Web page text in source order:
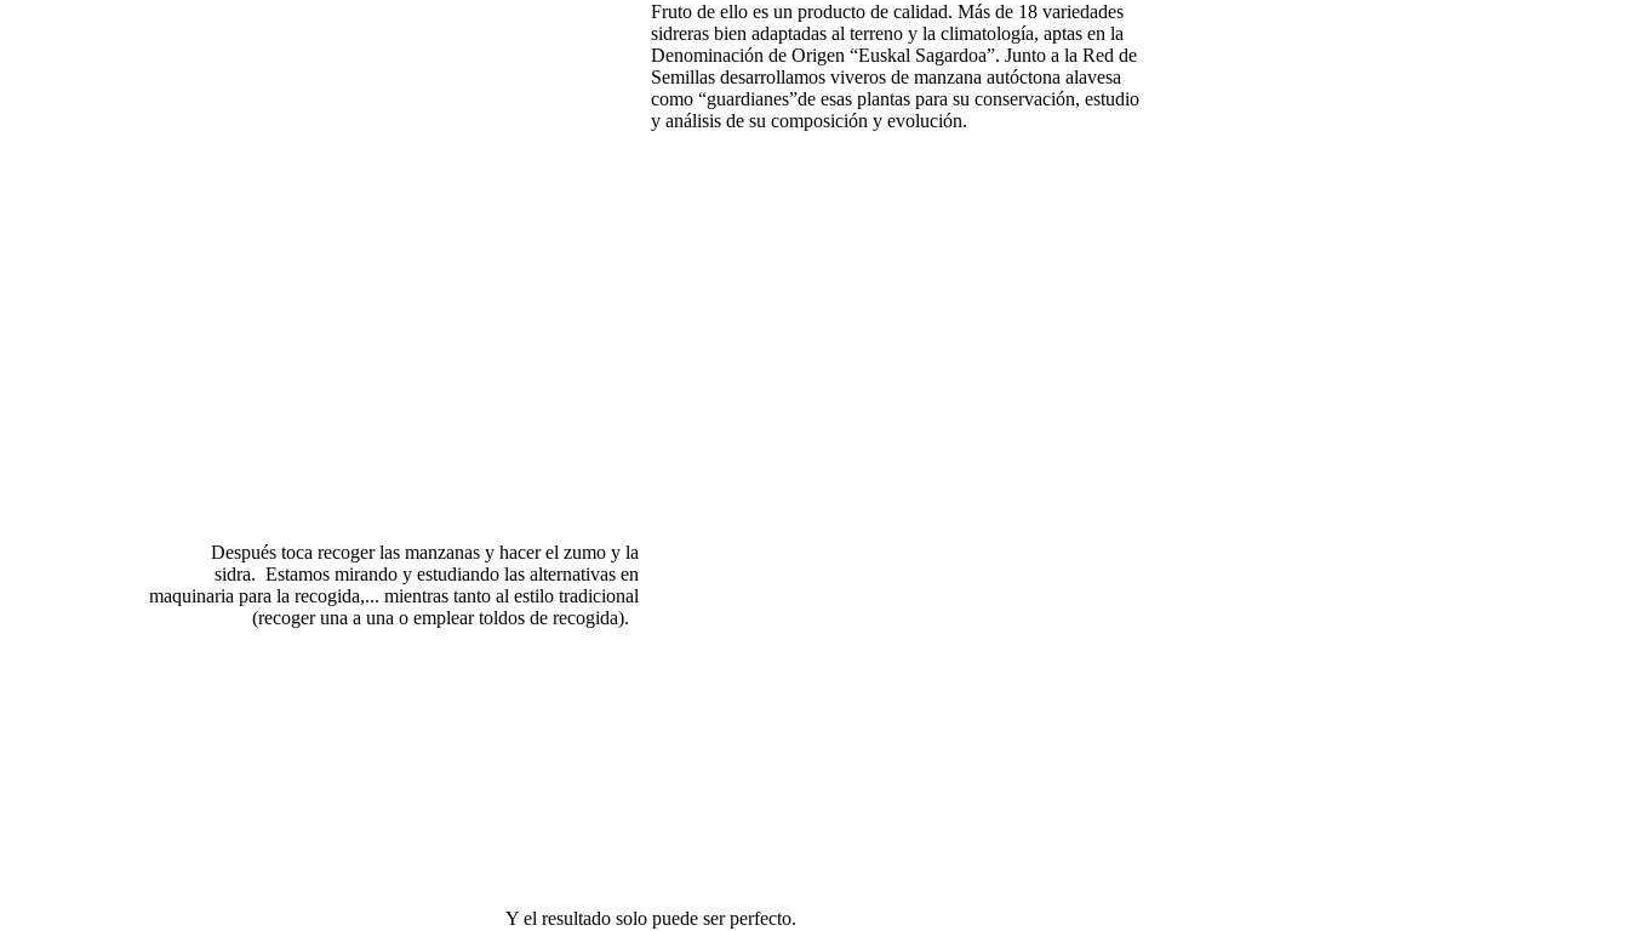
Fruto de ello es un producto de calidad. Más de 18 variedades
sidreras bien adaptadas al terreno y la climatología, aptas en la
Denominación de Origen “Euskal Sagardoa”. Junto a la Red de
Semillas desarrollamos viveros de manzana autóctona alavesa
como “guardianes”de esas plantas para su conservación, estudio
y análisis de su composición y evolución.
Después toca recoger las manzanas y hacer el zumo y la
sidra. Estamos mirando y estudiando las alternativas en
maquinaria para la recogida,... mientras tanto al estilo tradicional
(recoger una a una o emplear toldos de recogida).
Y el resultado solo puede ser perfecto.